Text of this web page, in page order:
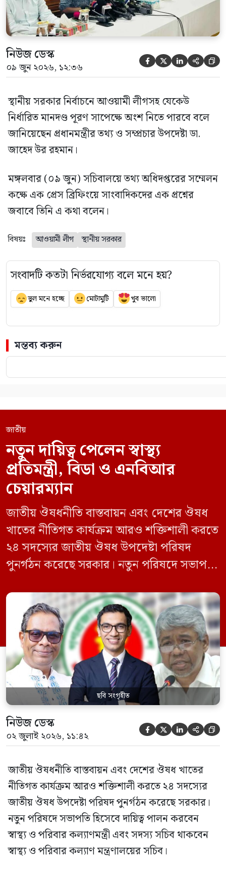
নিউজ ডেস্ক
০৯ জুন ২০২৬, ১২:৩৬     
স্থানীয় সরকার নির্বাচনে আওয়ামী লীগসহ যেকেউ
নির্ধারিত মানদণ্ড পূরণ সাপেক্ষে অংশ নিতে পারবে বলে
জানিয়েছেন প্রধানমন্ত্রীর তথ্য ও সম্প্রচার উপদেষ্টা ডা.
জাহেদ উর রহমান।
মঙ্গলবার (০৯ জুন) সচিবালয়ে তথ্য অধিদপ্তরের সম্মেলন
কক্ষে এক প্রেস ব্রিফিংয়ে সাংবাদিকদের এক প্রশ্নের
জবাবে তিনি এ কথা বলেন।
বিষয়ঃ আওয়ামী লীগ স্থানীয় সরকার
সংবাদটি কতটা নির্ভরযোগ্য বলে মনে হয়?
ভুল মনে হচ্ছে মোটামুটি খুব ভালো
মন্তব্য করুন
জাতীয়
নতুন দায়িত্ব পেলেন স্বাস্থ্য
প্রতিমন্ত্রী, বিডা ও এনবিআর
চেয়ারম্যান
জাতীয় ঔষধনীতি বাস্তবায়ন এবং দেশের ঔষধ
খাতের নীতিগত কার্যক্রম আরও শক্তিশালী করতে
২৪ সদস্যের জাতীয় ঔষধ উপদেষ্টা পরিষদ
পুনর্গঠন করেছে সরকার। নতুন পরিষদে সভাপতি
কল্যাণমন্ত্রী এবং সদস্য সচিব থাকবেন স্বাস্থ্য ও
পরিবার কল্যাণ মন্ত্রণালয়ের সচিব। একই সঙ্গে
স্বাস্থ্য প্রতিমন্ত্রী, বাংলাদেশ বিনিয়োগ উন্নয়ন
কর্তৃপক্ষ (বিডা)-এর নির্বাহী চেয়ারম্যান এবং
জাতীয় […]
ছবি সংগৃহীত
নিউজ ডেস্ক
০২ জুলাই ২০২৬, ১১:৪২     
জাতীয় ঔষধনীতি বাস্তবায়ন এবং দেশের ঔষধ খাতের
নীতিগত কার্যক্রম আরও শক্তিশালী করতে ২৪ সদস্যের
জাতীয় ঔষধ উপদেষ্টা পরিষদ পুনর্গঠন করেছে সরকার।
নতুন পরিষদে সভাপতি হিসেবে দায়িত্ব পালন করবেন
স্বাস্থ্য ও পরিবার কল্যাণমন্ত্রী এবং সদস্য সচিব থাকবেন
স্বাস্থ্য ও পরিবার কল্যাণ মন্ত্রণালয়ের সচিব।